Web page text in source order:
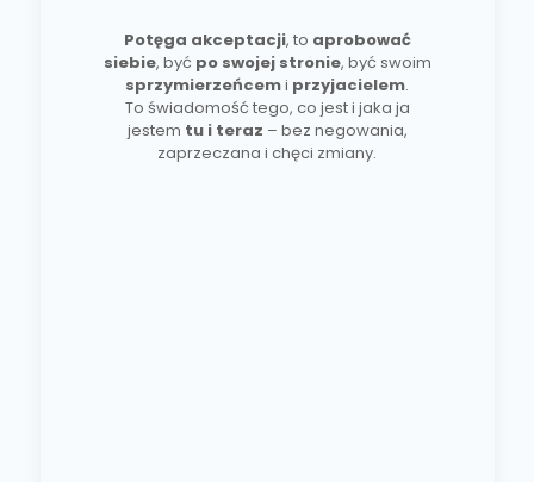
Potęga akceptacji, to aprobować
siebie, być po swojej stronie, być swoim
sprzymierzeńcemi przyjacielem.
To świadomość tego, co jest i jaka ja
jestem tu i teraz – bez negowania,
zaprzeczana i chęci zmiany.